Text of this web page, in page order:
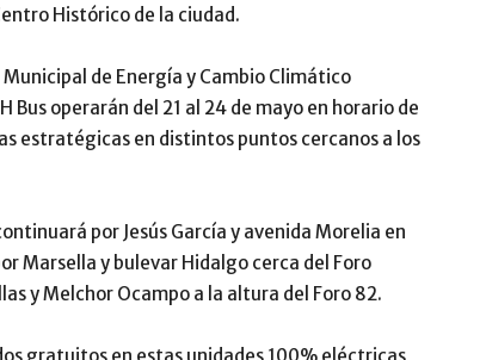
Histórico de la ciudad.
de Energía y Cambio Climático
Bus operarán del 21 al 24 de mayo en horario de
estratégicas en distintos puntos cercanos a los
por Jesús García y avenida Morelia en
Marsella y bulevar Hidalgo cerca del Foro
y Melchor Ocampo a la altura del Foro 82.